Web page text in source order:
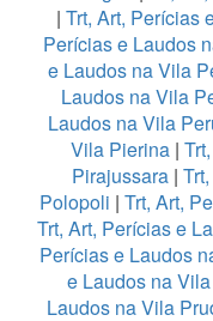
| Trt, Art, Perícias
Perícias e Laudos
e Laudos na Vila
Laudos na Vila
Laudos na Vila
Vila Pierina|
Pirajussara|
Polopoli | Trt, Art,
Trt, Art, Perícias e
Perícias e Laudos
e Laudos na
Laudos na Vila